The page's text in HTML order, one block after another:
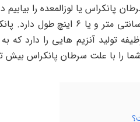
پانکراس یا لوزالمعده را
شکل است که حدود ۱۵
تولید آنزیم هایی را دارد که
شما را با علت سرطان پانکراس بیش